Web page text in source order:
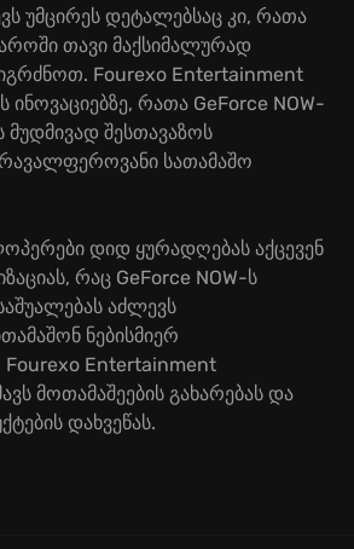
უმცირეს დეტალებსაც კი, რათა
თავი მაქსიმალურად
Fourexo Entertainment
ინოვაციებზე, რათა GeForce NOW-
მუდმივად შესთავაზოს
სათამაშო
დიდ ყურადღებას აქცევენ
რაც GeForce NOW-ს
აძლევს
ნებისმიერ
Entertainment
მოთამაშეების გახარებას და
დახვეწას.